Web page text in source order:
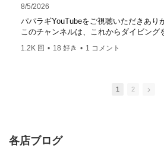
https://www.papalagi.co.jp/
8/5/2026
パパラギYouTubeをご視聴いただきあり
このチャンネルは、これからダイビング
や悩みごとを解消するためのチャンネル
ひとりでも多くの方に、素敵なダイビン
ダイビングのこんな情報を知りたいなど
～～～～～～～～～～～～～～～～～～
1.2K 回 • 18 好き • 1 コメント
1 2
各店ブログ